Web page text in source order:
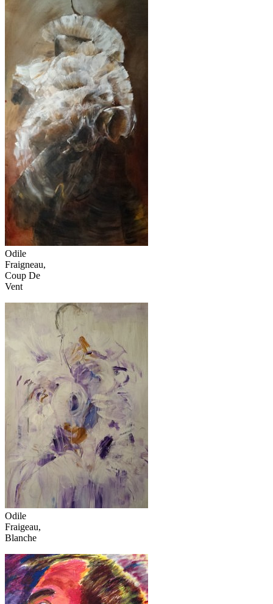
Odile
Fraigneau,
Coup De
Vent
Odile
Fraigeau,
Blanche